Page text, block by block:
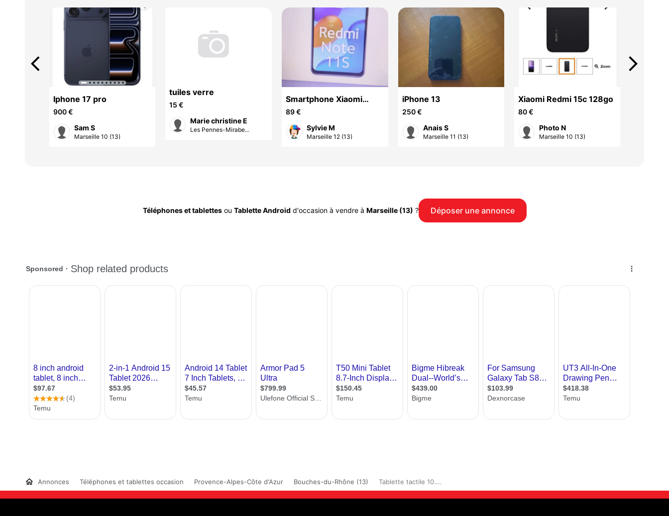
Iphone 17 pro
900 €
Sam S
Marseille 10 (13)
tuiles verre
15 €
Marie christine E
Les Pennes-Mirabe...
Smartphone Xiaomi
Redmi Note 11S
89 €
Sylvie M
Marseille 12 (13)
iPhone 13
250 €
Anais S
Marseille 11 (13)
Xiaomi Redmi 15c 128go
80 €
Photo N
Marseille 10 (13)
arrow_back_ios arrow_forward_ios
Téléphones et tablettesou Tablette Android d'occasion à vendre à Marseille (13) ? Déposer une annonce
Annonces Téléphones et tablettes occasion Provence-Alpes-Côte d'Azur Bouches-du-Rhône (13) Tablette tactile 10....